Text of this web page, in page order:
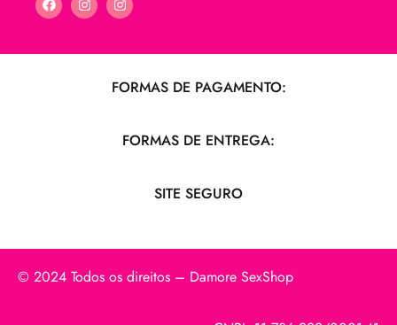
FORMAS DE PAGAMENTO:
FORMAS DE ENTREGA:
SITE SEGURO
© 2024 Todos os direitos – Damore SexShop